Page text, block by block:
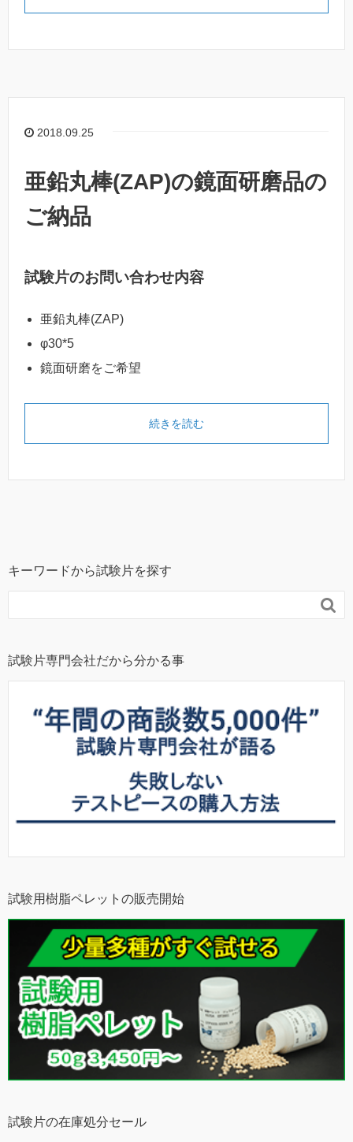
2018.09.25
亜鉛丸棒(ZAP)の鏡面研磨品の
ご納品
試験片のお問い合わせ内容
亜鉛丸棒(ZAP)
φ30*5
鏡面研磨をご希望
続きを読む
キーワードから試験片を探す

試験片専門会社だから分かる事
試験用樹脂ペレットの販売開始
試験片の在庫処分セール